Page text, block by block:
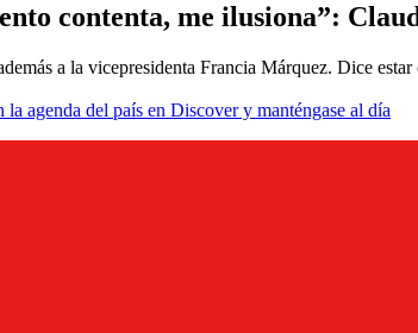
contenta, me ilusiona”:
a la vicepresidenta Francia Márquez. Dice
la agenda del país en Discover y manténgase al día